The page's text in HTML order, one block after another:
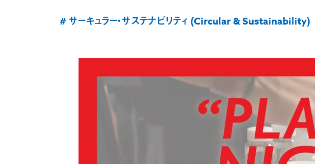
# サーキュラー・サステナビリティ (Circular & Sustainability)